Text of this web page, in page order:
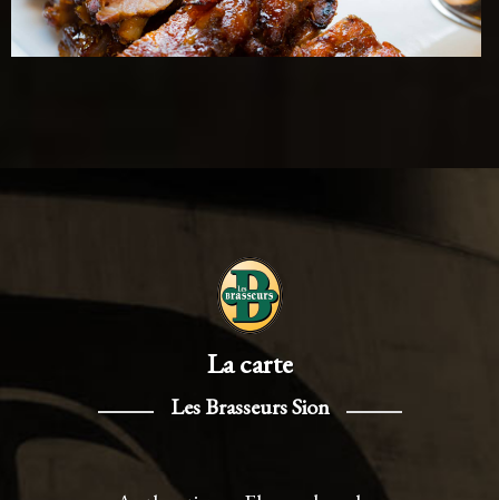
La carte
Les Brasseurs Sion